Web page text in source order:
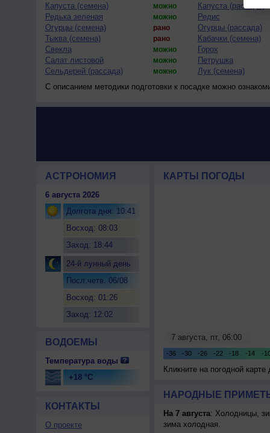
Капуста (семена) можно Капуста (рассада)
Редька зеленая можно Редис
Огурцы (семена) рано Огурцы (рассада)
Тыква (семена) рано Кабачки (семена)
Свекла можно Горох
Салат листовой можно Петрушка
Сельдерей (рассада) можно Лук (семена)
С описанием методики подготовки к посадке можно
АСТРОНОМИЯ
6 августа 2026
Долгота дня: 10:41
Восход: 08:03
Заход: 18:44
24-й лунный день
Посл.четв. 06/08
Восход: 01:26
Заход: 12:02
ВОДОЕМЫ
Температура воды
+18 °C
КОНТАКТЫ
О проекте
КАРТЫ ПОГОДЫ
Кликните на погодной
НАРОДНЫЕ
На 7 августа: Холодницы,
зима холодная.